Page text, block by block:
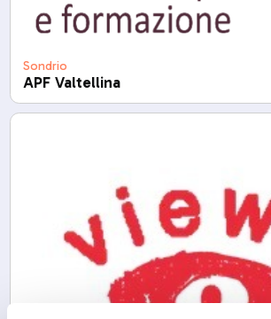
Sondrio
APF Valtellina